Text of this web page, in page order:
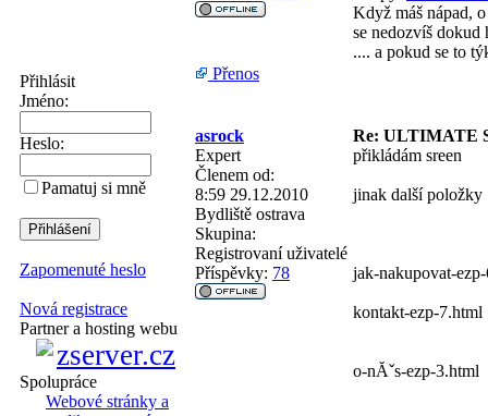
Přihlásit
Jméno:
Heslo:
Pamatuj si mně
Zapomenuté heslo
Nová registrace
Partner a hosting webu
Spolupráce
Webové stránky a
Když máš nápad,
se nedozvíš dokud
.... a pokud se to
Přenos
asrock
Re: ULTIMATE
Expert
Členem od:
8:59 29.12.2010
Bydliště ostrava
Skupina:
Registrovaní uživatelé
Příspěvky: 78
přikládám sreen
jinak další položky
jak-nakupovat-
kontakt-ezp-7.html
o-nĂˇs-ezp-3.html